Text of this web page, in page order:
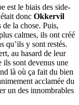
est le biais des side-
donc Okkervil
de la chose. Puis,
calmes, ils ont créé
qu’ils y sont restés.
au hasard de leur
ils sont devenus une
là où ça fait du bien
acclamée du
un des innombrables